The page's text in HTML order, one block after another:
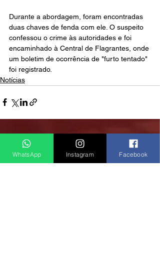
Durante a abordagem, foram encontradas
duas chaves de fenda com ele. O suspeito
confessou o crime às autoridades e foi
encaminhado à Central de Flagrantes, onde
um boletim de ocorrência de "furto tentado"
foi registrado.
Notícias
Posts recentes Ver tudo
WhatsApp Instagram Facebook